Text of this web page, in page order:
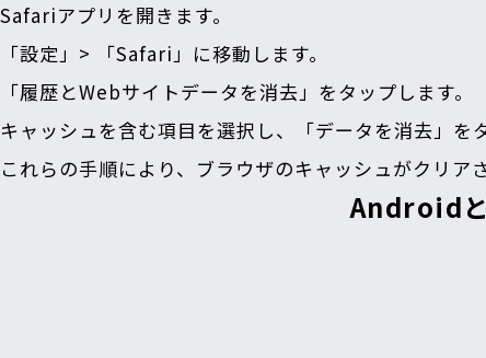
Safariアプリを開きます。
「設定」> 「Safari」に移動します。
「履歴とWebサイトデータを消去」をタップします。
キャッシュを含む項目を選択し、「データを消去」を
これらの手順により、ブラウザのキャッシュがクリア
Android